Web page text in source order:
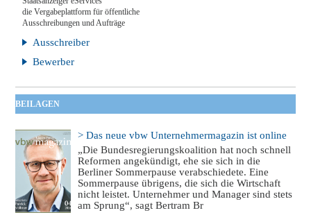
die Vergabeplattform für öffentliche
Ausschreibungen und Aufträge
Ausschreiber
Bewerber
BEILAGEN
> Das neue vbw Unternehmermagazin ist online
„Die Bundesregierungskoalition hat noch schnell
Reformen angekündigt, ehe sie sich in die
Berliner Sommerpause verabschiedete. Eine
Sommerpause übrigens, die sich die Wirtschaft
nicht leistet. Unternehmer und Manager sind stets
am Sprung“, sagt Bertram Br